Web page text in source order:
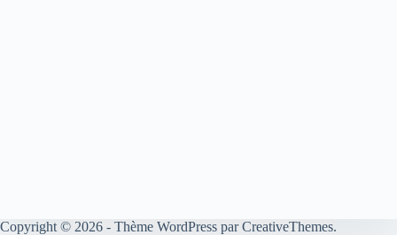
Copyright © 2026 - Thème WordPress parCreativeThemes.